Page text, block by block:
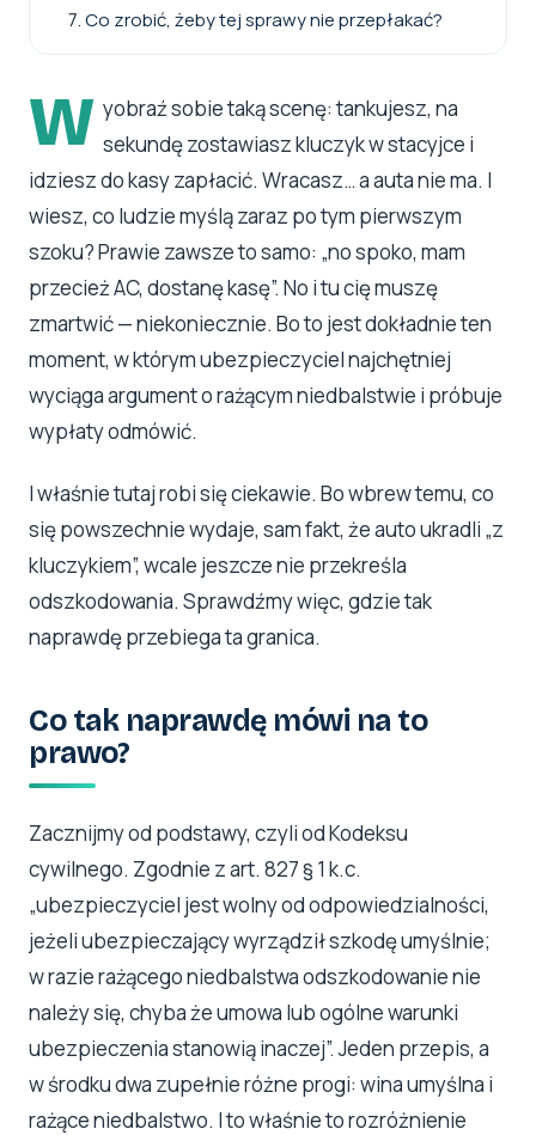
Co zrobić, żeby tej sprawy nie przepłakać?
W yobraź sobie taką scenę: tankujesz, na
sekundę zostawiasz kluczyk w stacyjce i
idziesz do kasy zapłacić. Wracasz… a auta nie ma. I
wiesz, co ludzie myślą zaraz po tym pierwszym
szoku? Prawie zawsze to samo: „no spoko, mam
przecież AC, dostanę kasę”. No i tu cię muszę
zmartwić — niekoniecznie. Bo to jest dokładnie ten
moment, w którym ubezpieczyciel najchętniej
wyciąga argument o rażącym niedbalstwie i próbuje
wypłaty odmówić.
I właśnie tutaj robi się ciekawie. Bo wbrew temu, co
się powszechnie wydaje, sam fakt, że auto ukradli „z
kluczykiem”, wcale jeszcze nie przekreśla
odszkodowania. Sprawdźmy więc, gdzie tak
naprawdę przebiega ta granica.
Co tak naprawdę mówi na to
prawo?
Zacznijmy od podstawy, czyli od Kodeksu
cywilnego. Zgodnie z art. 827 § 1 k.c.
„ubezpieczyciel jest wolny od odpowiedzialności,
jeżeli ubezpieczający wyrządził szkodę umyślnie;
w razie rażącego niedbalstwa odszkodowanie nie
należy się, chyba że umowa lub ogólne warunki
ubezpieczenia stanowią inaczej”. Jeden przepis, a
w środku dwa zupełnie różne progi: wina umyślna i
rażące niedbalstwo. I to właśnie to rozróżnienie